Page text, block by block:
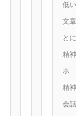
低い
文
と
精
ホ
精
会